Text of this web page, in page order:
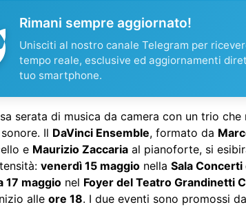
Rimani sempre aggiornato!
Unisciti al nostro canale Telegram per
tempo reale, esclusive ed aggiornamenti
tuo smartphone.
serata di musica da camera con un trio
Il DaVinci Ensemble, formato da
e Maurizio Zaccaria al pianoforte, si
venerdì 15 maggio nella Sala Concerti
17 maggio nel Foyer del Teatro Grandinetti
alle ore 18. I due eventi sono promossi